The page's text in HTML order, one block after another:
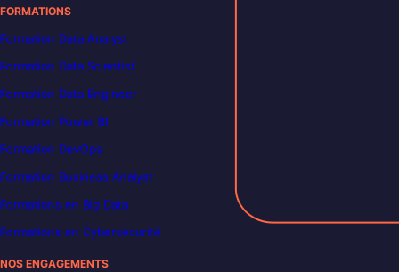
FORMATIONS
Formation Data Analyst
Formation Data Scientist
Formation Data Engineer
Formation Power BI
Formation DevOps
Formation Business Analyst
Formations en Big Data
Formations en Cybersécurité
NOS ENGAGEMENTS